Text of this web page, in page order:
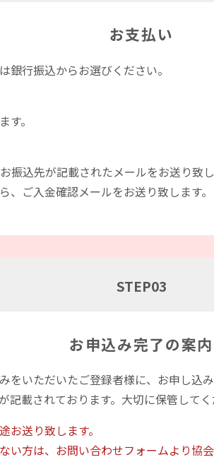
お支払い
銀行振込からお選びください。
す。
振込先が記載されたメールをお送り致し
、ご入金確認メールをお送り致します。
STEP03
お申込み完了の案内
をいただいたご登録者様に、お申し込
記載されております。大切に保管してく
送り致します。
方は、お問い合わせフォームより協会